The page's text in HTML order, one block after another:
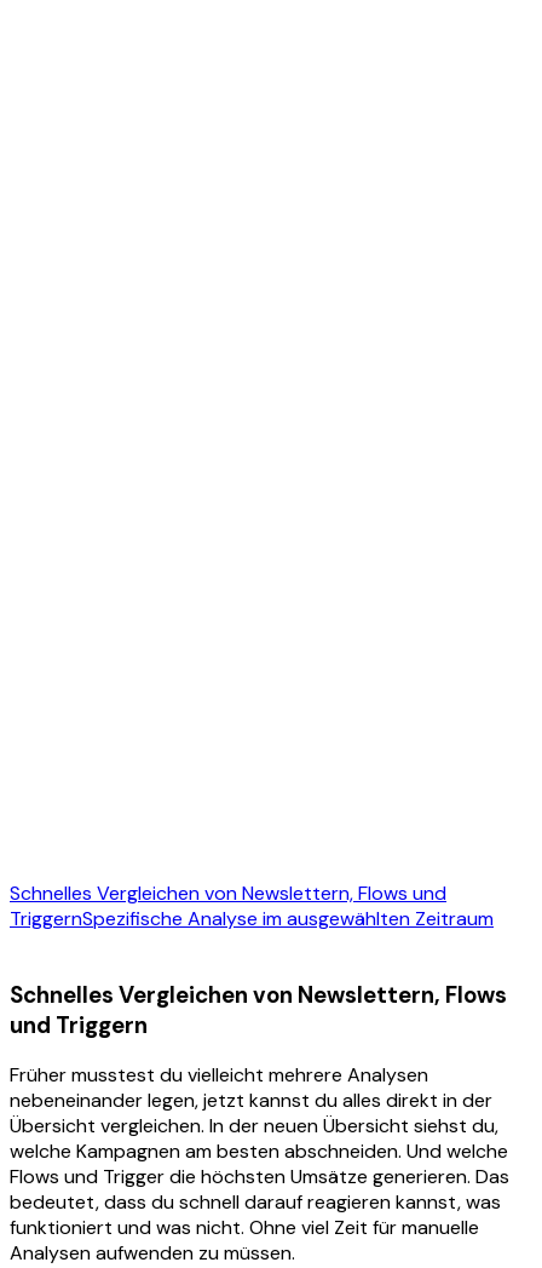
Schnelles Vergleichen von Newslettern, Flows und
TriggernSpezifische Analyse im ausgewählten Zeitraum
Schnelles Vergleichen von Newslettern, Flows
und Triggern
Früher musstest du vielleicht mehrere Analysen
nebeneinander legen, jetzt kannst du alles direkt in der
Übersicht vergleichen. In der neuen Übersicht siehst du,
welche Kampagnen am besten abschneiden. Und welche
Flows und Trigger die höchsten Umsätze generieren. Das
bedeutet, dass du schnell darauf reagieren kannst, was
funktioniert und was nicht. Ohne viel Zeit für manuelle
Analysen aufwenden zu müssen.